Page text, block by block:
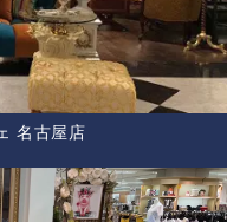
名古屋店